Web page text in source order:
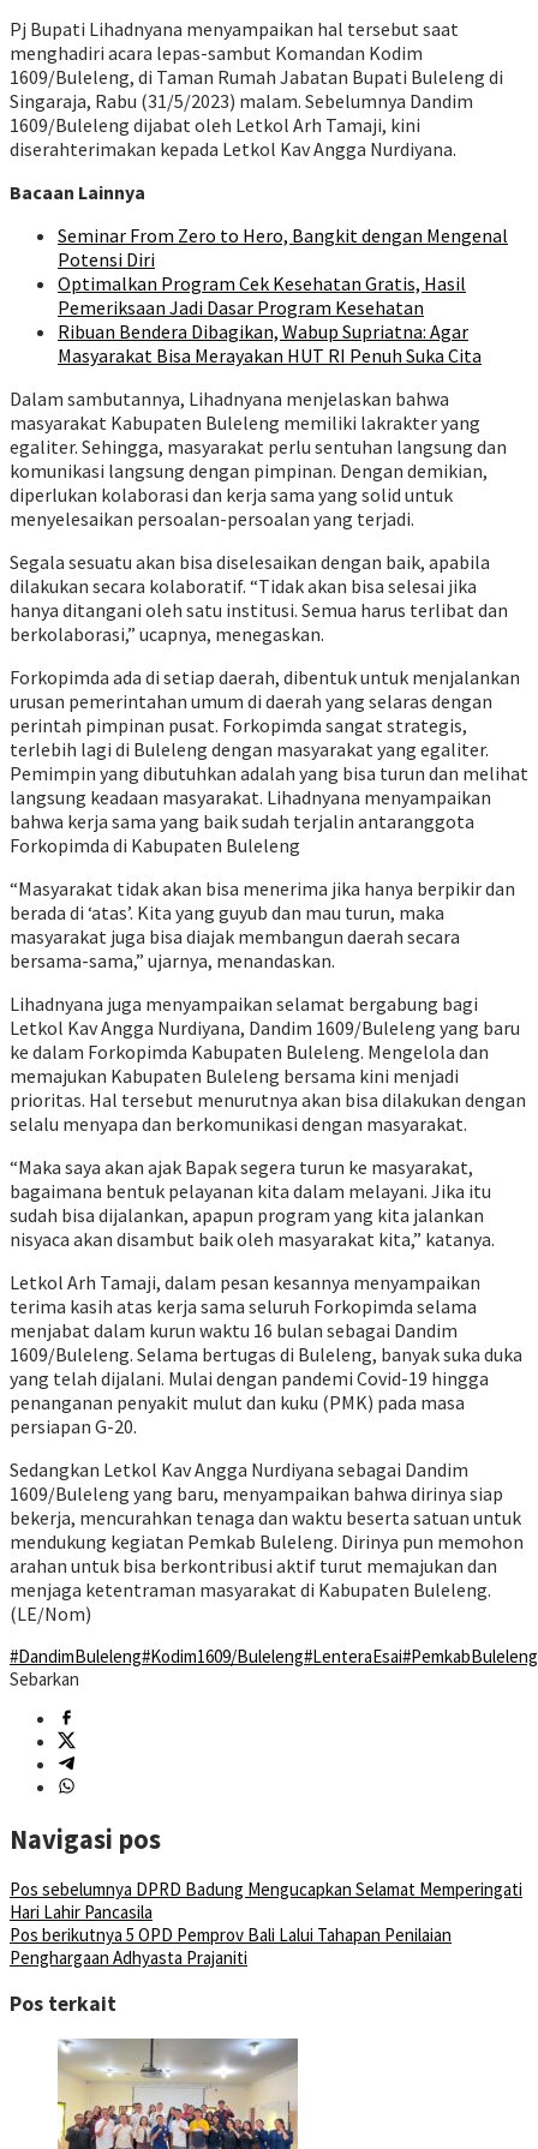
Pj Bupati Lihadnyana menyampaikan hal tersebut saat
menghadiri acara lepas-sambut Komandan Kodim
1609/Buleleng, di Taman Rumah Jabatan Bupati Buleleng di
Singaraja, Rabu (31/5/2023) malam. Sebelumnya Dandim
1609/Buleleng dijabat oleh Letkol Arh Tamaji, kini
diserahterimakan kepada Letkol Kav Angga Nurdiyana.
Bacaan Lainnya
Seminar From Zero to Hero, Bangkit dengan Mengenal
Potensi Diri
Optimalkan Program Cek Kesehatan Gratis, Hasil
Pemeriksaan Jadi Dasar Program Kesehatan
Ribuan Bendera Dibagikan, Wabup Supriatna: Agar
Masyarakat Bisa Merayakan HUT RI Penuh Suka Cita
Dalam sambutannya, Lihadnyana menjelaskan bahwa
masyarakat Kabupaten Buleleng memiliki lakrakter yang
egaliter. Sehingga, masyarakat perlu sentuhan langsung dan
komunikasi langsung dengan pimpinan. Dengan demikian,
diperlukan kolaborasi dan kerja sama yang solid untuk
menyelesaikan persoalan-persoalan yang terjadi.
Segala sesuatu akan bisa diselesaikan dengan baik, apabila
dilakukan secara kolaboratif. “Tidak akan bisa selesai jika
hanya ditangani oleh satu institusi. Semua harus terlibat dan
berkolaborasi,” ucapnya, menegaskan.
Forkopimda ada di setiap daerah, dibentuk untuk menjalankan
urusan pemerintahan umum di daerah yang selaras dengan
perintah pimpinan pusat. Forkopimda sangat strategis,
terlebih lagi di Buleleng dengan masyarakat yang egaliter.
Pemimpin yang dibutuhkan adalah yang bisa turun dan melihat
langsung keadaan masyarakat. Lihadnyana menyampaikan
bahwa kerja sama yang baik sudah terjalin antaranggota
Forkopimda di Kabupaten Buleleng
“Masyarakat tidak akan bisa menerima jika hanya berpikir dan
berada di ‘atas’. Kita yang guyub dan mau turun, maka
masyarakat juga bisa diajak membangun daerah secara
bersama-sama,” ujarnya, menandaskan.
Lihadnyana juga menyampaikan selamat bergabung bagi
Letkol Kav Angga Nurdiyana, Dandim 1609/Buleleng yang baru
ke dalam Forkopimda Kabupaten Buleleng. Mengelola dan
memajukan Kabupaten Buleleng bersama kini menjadi
prioritas. Hal tersebut menurutnya akan bisa dilakukan dengan
selalu menyapa dan berkomunikasi dengan masyarakat.
“Maka saya akan ajak Bapak segera turun ke masyarakat,
bagaimana bentuk pelayanan kita dalam melayani. Jika itu
sudah bisa dijalankan, apapun program yang kita jalankan
nisyaca akan disambut baik oleh masyarakat kita,” katanya.
Letkol Arh Tamaji, dalam pesan kesannya menyampaikan
terima kasih atas kerja sama seluruh Forkopimda selama
menjabat dalam kurun waktu 16 bulan sebagai Dandim
1609/Buleleng. Selama bertugas di Buleleng, banyak suka duka
yang telah dijalani. Mulai dengan pandemi Covid-19 hingga
penanganan penyakit mulut dan kuku (PMK) pada masa
persiapan G-20.
Sedangkan Letkol Kav Angga Nurdiyana sebagai Dandim
1609/Buleleng yang baru, menyampaikan bahwa dirinya siap
bekerja, mencurahkan tenaga dan waktu beserta satuan untuk
mendukung kegiatan Pemkab Buleleng. Dirinya pun memohon
arahan untuk bisa berkontribusi aktif turut memajukan dan
menjaga ketentraman masyarakat di Kabupaten Buleleng.
(LE/Nom)
#DandimBuleleng#Kodim1609/Buleleng#LenteraEsai#PemkabBuleleng
Sebarkan
Navigasi pos
Pos sebelumnya DPRD Badung Mengucapkan Selamat Memperingati
Hari Lahir Pancasila
Pos berikutnya 5 OPD Pemprov Bali Lalui Tahapan Penilaian
Penghargaan Adhyasta Prajaniti
Pos terkait